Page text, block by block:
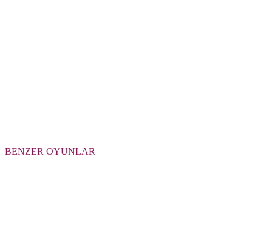
BENZER OYUNLAR